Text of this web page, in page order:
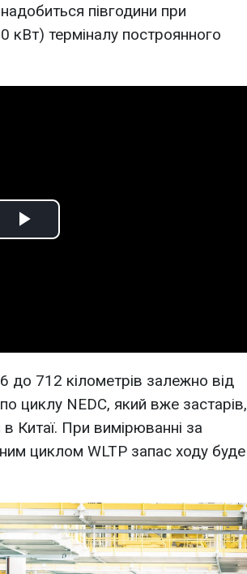
півгодини при
кВт) терміналу построянного
Play
до 712 кілометрів залежно від
циклу NEDC, який вже застарів,
Китаї. При вимірюванні за
циклом WLTP запас ходу буде